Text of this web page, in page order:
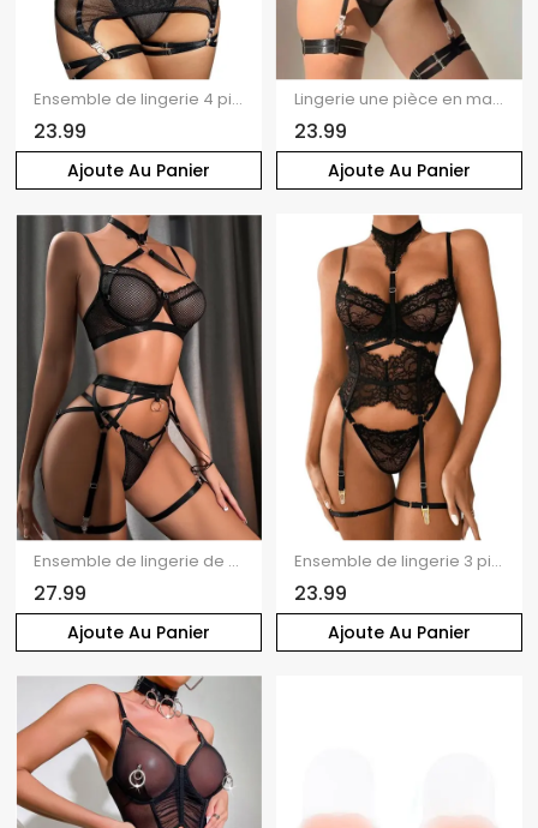
Ajoute Au Panier
Ensemble de lingerie 4 pièces, couleur unie, maille transparente, push-up, string croisé, lingerie à lacets
23.99
Ajoute Au Panier
Lingerie une pièce en maille transparente de couleur unie, bretelles réglables, lingerie cosplay
23.99
Ajoute Au Panier
Ensemble de lingerie de couleur unie en résille transparente, ajourée, festonnée, push-up, croisé, string
27.99
Ajoute Au Panier
Ensemble de lingerie 3 pièces, couleur unie, empiècement en dentelle, transparent, ajouré, soutien-gorge à armatures, string
23.99